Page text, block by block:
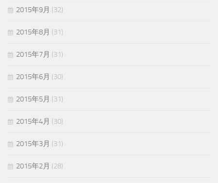
2015年9月 (32)
2015年8月 (31)
2015年7月 (31)
2015年6月 (30)
2015年5月 (31)
2015年4月 (30)
2015年3月 (31)
2015年2月 (28)